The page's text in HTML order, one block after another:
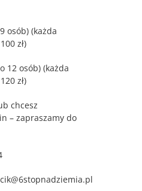
osób) (każda
zł)
12 osób) (każda
zł)
chcesz
– zapraszamy do